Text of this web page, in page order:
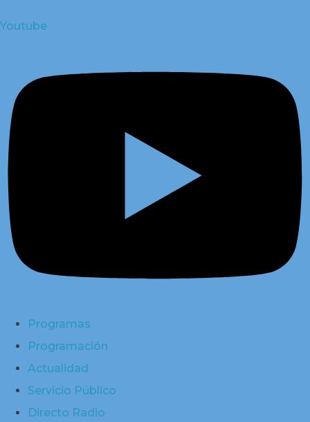
Youtube
Programas
Programación
Actualidad
Servicio Público
Directo Radio